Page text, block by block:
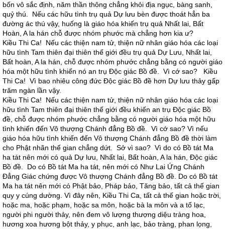
bốn vô sắc định, năm thần thông chẳng khỏi địa ngục, bàng sanh,
quỷ thú. Nếu các hữu tình trụ quả Dự lưu bèn được thoát hẳn ba
đường ác thú vậy, huống là giáo hóa khiến trụ quả Nhất lai, Bất
Hoàn, A la hán chỗ được nhóm phước mà chẳng hơn kia ư?
Kiều Thi Ca! Nếu các thiện nam tử, thiện nữ nhân giáo hóa các loại
hữu tình Tam thiên đại thiên thế giới đều trụ quả Dự Lưu, Nhất lai,
Bất hoàn, A la hán, chỗ được nhóm phước chẳng bằng có người giáo
hóa một hữu tình khiến nó an trụ Độc giác Bồ đề. Vì cớ sao? Kiều
Thi Ca! Vì bao nhiêu công đức Độc giác Bồ đề hơn Dự lưu thảy gấp
trăm ngàn lần vậy.
Kiều Thi Ca! Nếu các thiện nam tử, thiện nữ nhân giáo hóa các loại
hữu tình Tam thiên đại thiên thế giới đều khiến an trụ Độc giác Bồ
đề, chỗ được nhóm phước chẳng bằng có người giáo hóa một hữu
tình khiến đến Vô thượng Chánh đẳng Bồ đề. Vì cớ sao? Vì nếu
giáo hóa hữu tình khiến đến Vô thượng Chánh đẳng Bồ đề thời làm
cho Phật nhãn thế gian chẳng dứt. Sở vì sao? Vì do có Bồ tát Ma
ha tát nên mới có quả Dự lưu, Nhất lai, Bất hoàn, A la hán, Độc giác
Bồ đề. Do có Bồ tát Ma ha tát, nên mới có Như Lai Ứng Chánh
Đẳng Giác chứng được Vô thượng Chánh đẳng Bồ đề. Do có Bồ tát
Ma ha tát nên mới có Phật bảo, Pháp bảo, Tăng bảo, tất cả thế gian
quy y cúng dường. Vì đây nên, Kiều Thi Ca, tất cả thế gian hoặc trời,
hoặc ma, hoặc phạm, hoặc sa môn, hoặc bà la môn và a tố lạc,
người phi người thảy, nên đem vô lượng thượng diệu tràng hoa,
hương xoa hương bột thảy, y phục, anh lạc, bảo tràng, phan lọng,